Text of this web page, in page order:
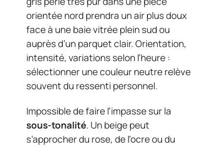
orientée nord prendra un air plus doux
face à une baie vitrée plein sud ou
auprès d’un parquet clair. Orientation,
intensité, variations selon l’heure :
sélectionner une couleur neutre relève
souvent du ressenti personnel.
Impossible de faire l’impasse sur la
sous-tonalité. Un beige peut
s’approcher du rose, de l’ocre ou du